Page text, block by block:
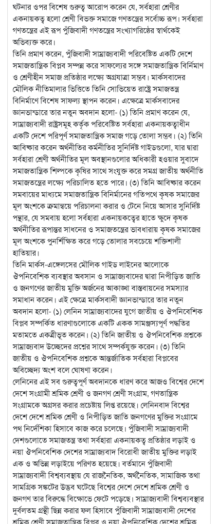
ঘটনার ওপর বিশেষ গুরুত্ব আরোপ করেন যে, সর্বহারা শ্রেণীর
একনায়কত্ব হলো শ্রেণী বিভক্ত সমাজে গণতন্ত্রের সর্বোচ্চ রূপ। সর্বহারা
গণতন্ত্রের এই রূপ পুঁজিবাদী গণতন্ত্রের সংখ্যাগরিষ্ঠের স্বার্থকেই
অভিব্যক্ত করে।
তিনি প্রমাণ করেন, পুঁজিবাদী সাম্রাজ্যবাদী পরিবেষ্টিত একটি দেশে
সমাজতান্ত্রিক বিপ্লব সম্পন্ন করে সাফল্যের সঙ্গে সমাজতান্ত্রিক বির্নিমাণ
ও শ্রেণীহীন সমাজ প্রতিষ্ঠার লক্ষ্যে অগ্রযাত্রা সম্ভব। মার্কসবাদের
মৌলিক নীতিমালার ভিত্তিতে তিনি সোভিয়েত রাষ্ট্রে সমাজতন্ত্র
বিনির্মাণে বিশেষ সাফল্য স্থাপন করেন। এক্ষেত্রে মার্কসবাদের
জ্ঞানভান্ডারে তার নতুন অবদান হলো- (১) তিনি প্রমাণ করেন যে,
সাম্রাজ্যবাদী রাষ্ট্রসমূহ কর্তৃক পরিবেষ্টিত সর্বহারা একনায়কত্বাধীন
একটি দেশে পরিপূর্ণ সমাজতান্ত্রিক সমাজ গড়ে তোলা সম্ভব। (২) তিনি
আবিষ্কার করেন অর্থনীতির কর্মনীতির সুনির্দিষ্ট গাইডগুলো, যার দ্বারা
সর্বহারা শ্রেণী অর্থনীতির মূল অবস্থানগুলোর অধিকারী হওয়ার সুবাদে
সমাজতান্ত্রিক শিল্পকে কৃষির সাথে সংযুক্ত করে সমগ্র জাতীয় অর্থনীতি
সমাজতন্ত্রের লক্ষ্যে পরিচালিত হতে পারে। (৩) তিনি আবিষ্কার করেন
সমবায়ের মাধ্যমে সমাজতান্ত্রিক বিনির্মানের গতিপথে কৃষক সমাজের
মূল অংশকে ক্রমান্বয়ে পরিচালনা করার ও টেনে নিয়ে আসার সুনির্দিষ্ট
পন্থার, যে সমবায় হলো সর্বহারা একনায়কত্বের হাতে ক্ষুদে কৃষক
অর্থনীতির রূপান্তর সাধনের ও সমাজতন্ত্রের ভাবধারায় কৃষক সমাজের
মূল অংশকে পুনর্শিক্ষিত করে গড়ে তোলার সবচেয়ে শক্তিশালী
হাতিয়ার।
তিনি মার্কস-এঙ্গেলসের মৌলিক গাইড লাইনের আলোকে
ঔপনিবেশিক ব্যবস্থার অবসান ও সাম্রাজ্যবাদের দ্বারা নিপীড়িত জাতি
ও জনগণের জাতীয় মুক্তি অর্জনের আকাঙ্খা বাস্তবায়নের সমস্যার
সমাধান করেন। এই ক্ষেত্রে মার্কসবাদী জ্ঞানভান্ডারে তার নতুন
অবদান হলো- (১) লেনিন সাম্রাজ্যবাদের যুগে জাতীয় ও ঔপনিবেশিক
বিপ্লব সম্পর্কিত ধারণাগুলোকে একটি একক সামঞ্জস্যপূর্ণ পদ্ধতির
মতামতে একত্রীভূত করেন। (২) তিনি জাতীয় ও ঔপনিবেশিক প্রশ্নকে
সাম্রাজ্যবাদ উচ্ছেদের প্রশ্নের সাথে সম্পর্কযুক্ত করেন। (৩) তিনি
জাতীয় ও ঔপনিবেশিক প্রশ্নকে আন্তর্জাতিক সর্বহারা বিপ্লবের
অবিচ্ছেদ্য অংশ বলে ঘোষণা করেন।
লেনিনের এই সব গুরুত্বপূর্ণ অবদানকে ধারণ করে আজও বিশ্বের দেশে
দেশে সংগ্রামী শ্রমিক শ্রেণী ও জনগণ শ্রেণী সংগ্রাম, গণতান্ত্রিক
সংগ্রামকে অগ্রসর করার প্রচেষ্টায় লিপ্ত রয়েছে। লেনিনবাদ বিশ্বের
দেশে দেশে শ্রমিক শ্রেণী ও নিপীড়িত জাতি জনগণের মুক্তির সংগ্রামে
পথ নির্দেশিকা হিসাবে কাজ করে চলেছে। পুঁজিবাদী সাম্রাজ্যবাদী
দেশগুলোতে সমাজতন্ত্র তথা সর্বহারা একনায়কত্ব প্রতিষ্ঠার লড়াই ও
নয়া ঔপনিবেশিক দেশের সাম্রাজ্যবাদ বিরোধী জাতীয় মুক্তির লড়াই
এক ও অভিন্ন লড়াইয়ে পরিণত হয়েছে। বর্তমানে পুঁজিবাদী
সাম্রাজ্যবাদী বিশ্বব্যবস্থায় যে রাজনৈতিক, অর্থনৈতিক, সামাজিক তথা
সামগ্রিক সঙ্কটের উদ্ভব ঘটেছে বিশ্বের দেশে দেশে শ্রমিক শ্রেণী ও
জনগণ তার বিরুদ্ধে বিক্ষোভে ফেটে পড়েছে। সাম্রাজ্যবাদী বিশ্বব্যবস্থার
দুর্বলতম গ্রন্থী ছিন্ন করার ফল হিসাবে পুঁজিবাদী সাম্রাজ্যবাদী দেশের
শ্রমিক শ্রেণী সমাজতান্ত্রিক বিপ্লব ও নয়া ঔপনিবেশিক দেশের শ্রমিক